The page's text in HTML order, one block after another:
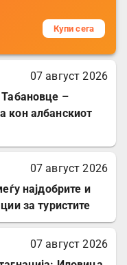
Купи сега
07 август 2026
–
кон албанскиот
07 август 2026
најдобрите и
за туристите
07 август 2026